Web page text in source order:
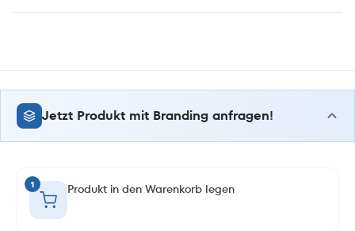
Jetzt Produkt mit Branding anfragen!
1 Produkt in den Warenkorb legen